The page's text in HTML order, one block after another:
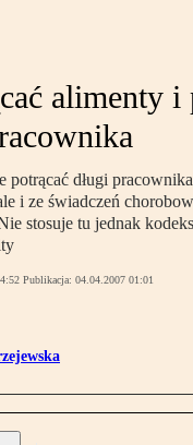
alimenty
potrącać długi
i ze świadczeń
stosuje tu jednak
Publikacja: 04.04.2007 01:01